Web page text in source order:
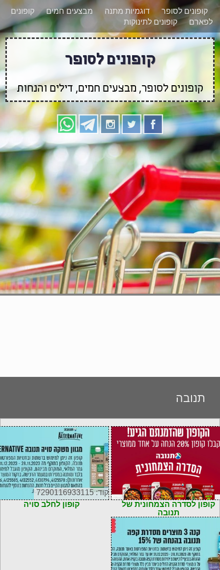
רוצים להישאר מעודכנים לגבי קופונים חדשים?
הצטרפו אלינו גם
בוואטסאפ
קופונים לסופר דוגמיות מתנה מבצעים חמים
קופונים
לפארם
קופונים לתינוקות
קופונים לסופר
קופונים לסופר, מבצעים חמים, דילים והנחות
תנובה
קופון לסדרה הצמחונית של
תנובה
קוד: 7290116933115
קופון לחלב סויה